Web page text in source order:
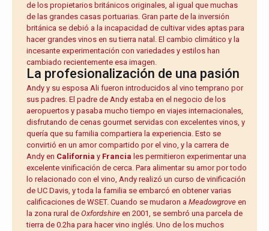
de los propietarios británicos originales, al igual que muchas
de las grandes casas portuarias. Gran parte de la inversión
británica se debió a la incapacidad de cultivar vides aptas para
hacer grandes vinos en su tierra natal. El cambio climático y la
incesante experimentación con variedades y estilos han
cambiado recientemente esa imagen.
La profesionalización de una pasión
Andy y su esposa Ali fueron introducidos al vino temprano por
sus padres. El padre de Andy estaba en el negocio de los
aeropuertos y pasaba mucho tiempo en viajes internacionales,
disfrutando de cenas gourmet servidas con excelentes vinos, y
quería que su familia compartiera la experiencia. Esto se
convirtió en un amor compartido por el vino, y la carrera de
Andy en California y Francia les permitieron experimentar una
excelente vinificación de cerca. Para alimentar su amor por todo
lo relacionado con el vino, Andy realizó un curso de vinificación
de UC Davis, y toda la familia se embarcó en obtener varias
calificaciones de WSET. Cuando se mudaron a Meadowgroveen
la zona rural de Oxfordshireen 2001, se sembró una parcela de
tierra de 0.2ha para hacer vino inglés. Uno de los muchos